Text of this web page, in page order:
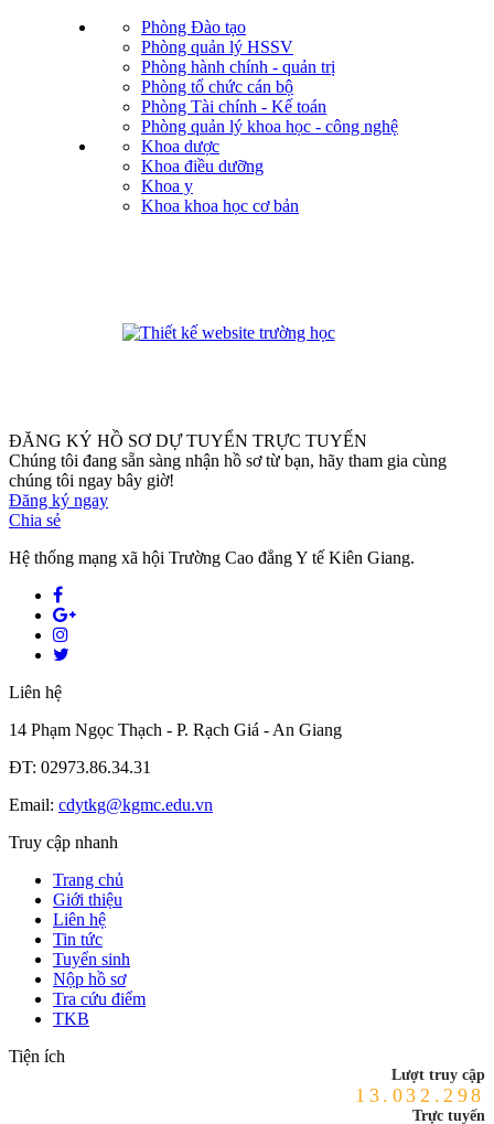
Phòng Đào tạo
Phòng quản lý HSSV
Phòng hành chính - quản trị
Phòng tổ chức cán bộ
Phòng Tài chính - Kế toán
Phòng quản lý khoa học - công nghệ
Khoa dược
Khoa điều dưỡng
Khoa y
Khoa khoa học cơ bản
ĐĂNG KÝ HỒ SƠ DỰ TUYỂN TRỰC TUYẾN
Chúng tôi đang sẵn sàng nhận hồ sơ từ bạn, hãy tham gia cùng
chúng tôi ngay bây giờ!
Đăng ký ngay
Chia sẻ
Hệ thống mạng xã hội Trường Cao đẳng Y tế Kiên Giang.
Liên hệ
14 Phạm Ngọc Thạch - P. Rạch Giá - An Giang
ĐT: 02973.86.34.31
Email: cdytkg@kgmc.edu.vn
Truy cập nhanh
Trang chủ
Giới thiệu
Liên hệ
Tin tức
Tuyển sinh
Nộp hồ sơ
Tra cứu điểm
TKB
Tiện ích
Lượt truy cập
13.032.298
Trực tuyến